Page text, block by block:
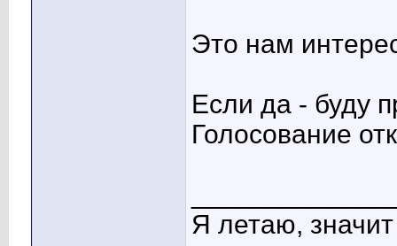
Это нам
Если да - буду
Голосование
Я летаю,